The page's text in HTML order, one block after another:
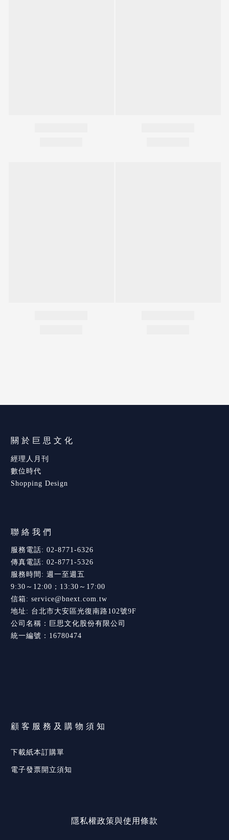
關於巨思文化
經理人月刊
數位時代
Shopping Design
聯絡我們
服務電話: 02-8771-6326
傳真電話: 02-8771-5326
服務時間: 週一至週五
9:30～12:00；13:30～17:00
信箱: service@bnext.com.tw
地址: 台北市大安區光復南路102號9F
公司名稱：巨思文化股份有限公司
統一編號：16780474
顧客服務及購物須知
下載紙本訂購單
電子發票開立須知
隱私權政策與使用條款